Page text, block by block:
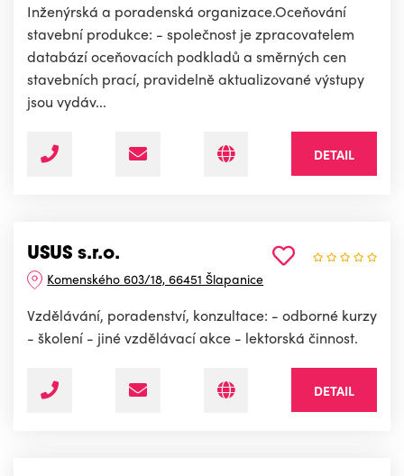
Inženýrská a poradenská organizace.Oceňování
stavební produkce: - společnost je zpracovatelem
databází oceňovacích podkladů a směrných cen
stavebních prací, pravidelně aktualizované výstupy
jsou vydáv...
DETAIL
USUS s.r.o.
Komenského 603/18, 66451 Šlapanice
Vzdělávání, poradenství, konzultace: - odborné kurzy
- školení - jiné vzdělávací akce - lektorská činnost.
DETAIL